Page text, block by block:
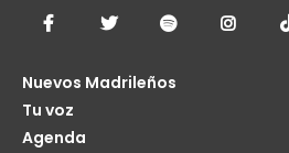
Nuevos Madrileños
Tu voz
Agenda